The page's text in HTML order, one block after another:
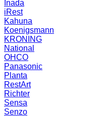
Inada
iRest
Kahuna
Koenigsmann
KRONING
National
OHCO
Panasonic
Planta
RestArt
Richter
Sensa
Senzo